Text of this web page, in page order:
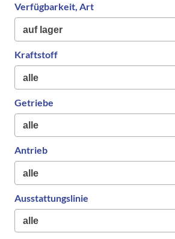
Verfügbarkeit, Art
Kraftstoff
Getriebe
Antrieb
Ausstattungslinie